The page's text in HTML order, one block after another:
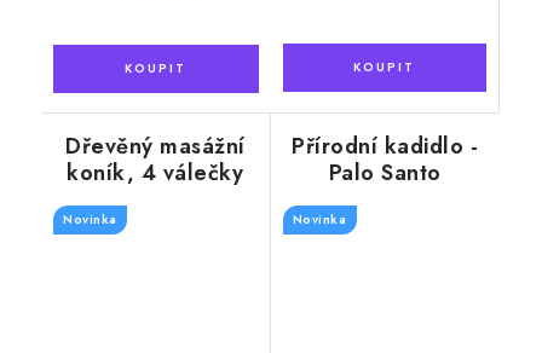
Dřevěný masážní
koník, 4 válečky
Novinka
Přírodní kadidlo -
Palo Santo
(posvátné dřevo)
Novinka